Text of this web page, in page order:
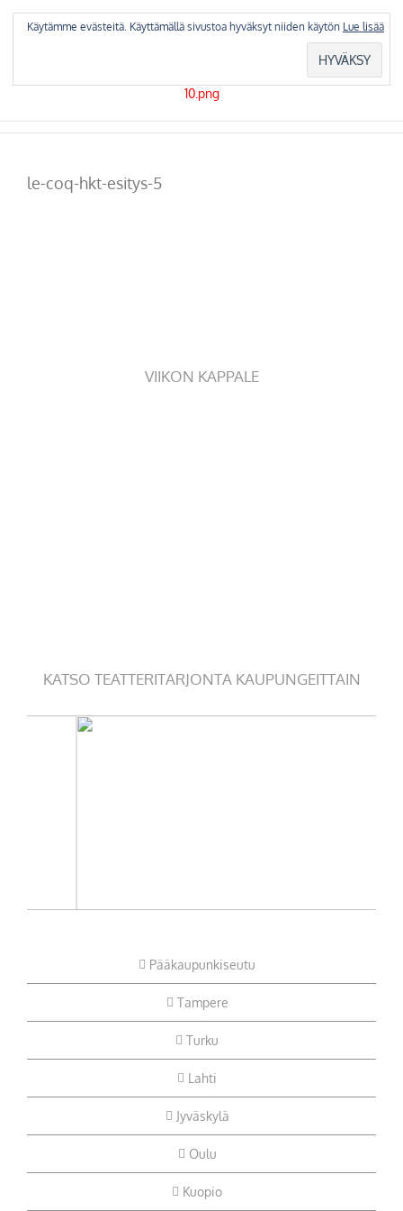
le-coq-hkt-esitys-5
VIIKON KAPPALE
KATSO TEATTERITARJONTA KAUPUNGEITTAIN
Pääkaupunkiseutu
Tampere
Turku
Lahti
Jyväskylä
Oulu
Kuopio
Käytämme evästeitä. Käyttämällä sivustoa hyväksyt niiden käytön Lue lisää